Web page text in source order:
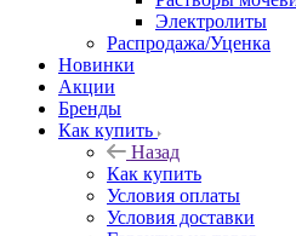
Электролиты
Распродажа/Уценка
Новинки
Акции
Бренды
Как купить
Назад
Как купить
Условия оплаты
Условия доставки